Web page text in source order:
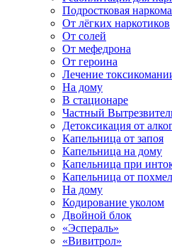
Подростковая
От лёгких наркотиков
От солей
От мефедрона
От героина
Лечение
На дому
В стационаре
Частный
Детоксикация от
Капельница от запоя
Капельница на дому
Капельница при
Капельница от
На дому
Кодирование уколом
Двойной блок
«Эспераль»
«Вивитрол»